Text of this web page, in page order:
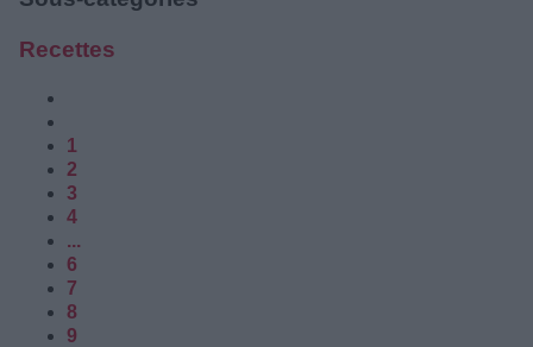
Recettes
1
2
3
4
...
6
7
8
9